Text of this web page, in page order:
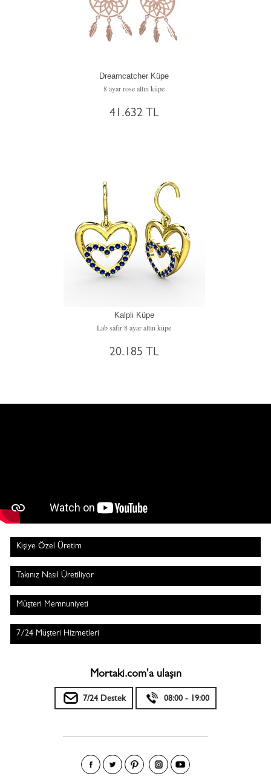
Dreamcatcher Küpe
8 ayar rose altın küpe
41.632 TL
Kalpli Küpe
Lab safir 8 ayar altın küpe
20.185 TL
Kişiye Özel Üretim
Takınız Nasıl Üretiliyor
Müşteri Memnuniyeti
7/24 Müşteri Hizmetleri
Mortaki.com'a ulaşın
7/24 Destek 08:00 - 19:00